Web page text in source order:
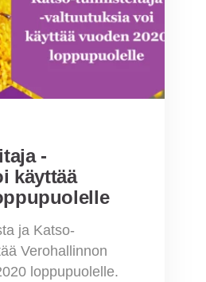
-
käyttää
ja Katso-
Verohallinnon
loppupuolelle.